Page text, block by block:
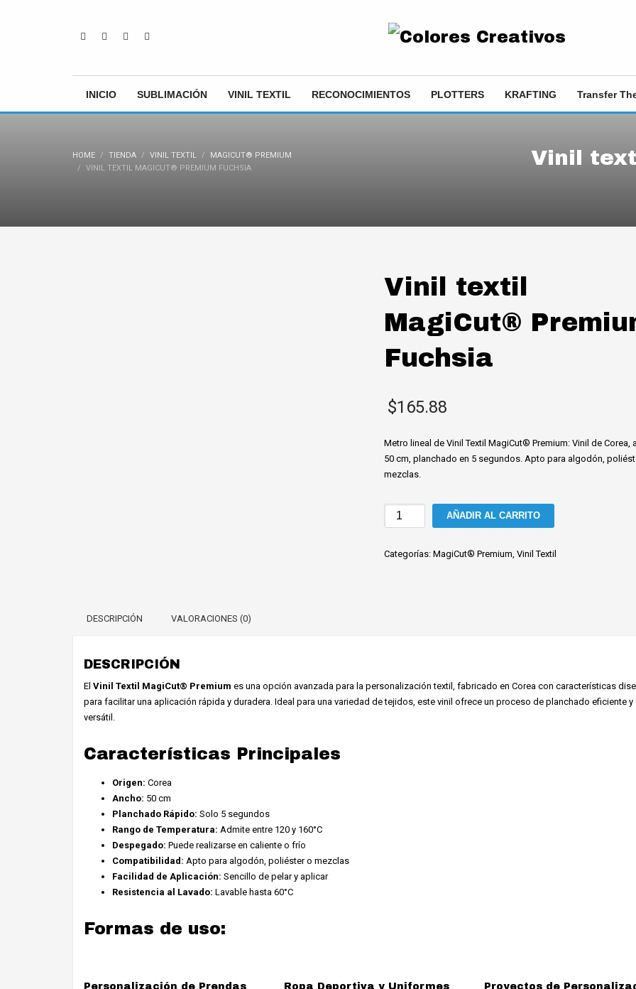
INICIO SUBLIMACIÓN VINIL TEXTIL RECONOCIMIENTOS PLOTTERS KRAFTING Transfer
HOME TIENDA VINIL TEXTIL
MAGICUT® PREMIUM
VINIL TEXTIL MAGICUT® PREMIUM FUCHSIA
Vinil
Vinil textil
MagiCut®
Fuchsia
$165.88
Metro lineal de Vinil Textil MagiCut® Premium: Vinil de Corea,
50 cm, planchado en 5 segundos. Apto para algodón,
mezclas.
Vinil
textil
Premium
AÑADIR AL CARRITO
Categorías: MagiCut® Premium, Vinil Textil
DESCRIPCIÓN VALORACIONES (0)
DESCRIPCIÓN
El Vinil Textil MagiCut® Premium es una opción avanzada para la personalización textil, fabricado en Corea con características
para facilitar una aplicación rápida y duradera. Ideal para una variedad de tejidos, este vinil ofrece un proceso de planchado eficiente y
versátil.
Características Principales
Origen: Corea
Ancho: 50 cm
Planchado Rápido: Solo 5 segundos
Rango de Temperatura: Admite entre 120 y 160°C
Despegado: Puede realizarse en caliente o frío
Compatibilidad: Apto para algodón, poliéster o mezclas
Facilidad de Aplicación: Sencillo de pelar y aplicar
Resistencia al Lavado: Lavable hasta 60°C
Formas de uso:
Personalización de Prendas Ropa Deportiva y Uniformes Proyectos de